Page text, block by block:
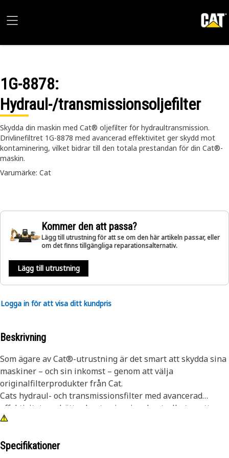
1G-8878:
Hydraul-/transmissionsoljefilter
Skydda din maskin med Cat® oljefilter för hydraultransmission.
Drivlinefiltret 1G-8878 med avancerad effektivitet ger skydd mot
kontaminering, vilket bidrar till den totala prestandan för din Cat®-
maskin.
Varumärke: Cat
Kommer den att passa?
Lägg till utrustning för att se om den här artikeln passar, eller
om det finns tillgängliga reparationsalternativ.
Lägg till utrustning
Logga in för att visa ditt kundpris
Beskrivning
Som ägare av Cat®-utrustning är det smart att skydda sina
maskiner – och sin inkomst – genom att välja
originalfilterprodukter från Cat.
Cats hydraul- och transmissionsfilter med avancerad
effektivitet ger bättre kontamineringskontroll utan att
göra avkall på smutskapaciteten. Våra filter tillverkas i
bättre kapacitet och lägre tryckfall. Avståndet mellan
Specifikationer